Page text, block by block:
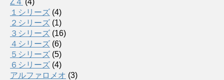
１シリーズ (4)
２シリーズ (1)
３シリーズ (16)
４シリーズ (6)
５シリーズ (5)
６シリーズ (4)
アルファロメオ (3)